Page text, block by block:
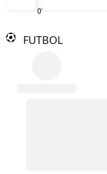
0'
FUTBOL